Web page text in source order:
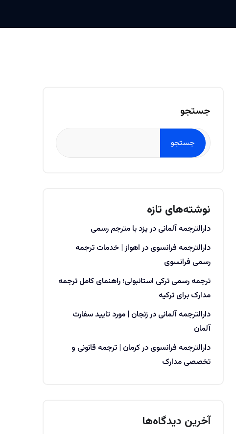
جستجو
جستجو
نوشته‌های تازه
دارالترجمه آلمانی در یزد با مترجم رسمی
دارالترجمه فرانسوی در اهواز | خدمات ترجمه
رسمی فرانسوی
ترجمه رسمی ترکی استانبولی؛ راهنمای کامل ترجمه
مدارک برای ترکیه
دارالترجمه آلمانی در زنجان | مورد تایید سفارت
آلمان
دارالترجمه فرانسوی در کرمان | ترجمه قانونی و
تخصصی مدارک
آخرین دیدگاه‌ها